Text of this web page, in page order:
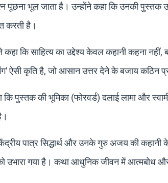
पूछना भूल जाता है। उन्होंने कहा कि उनकी
करती है।
कहा कि साहित्य का उद्देश्य केवल कहानी कहना
ऐसी कृति है, जो आसान उत्तर देने के बजाय कठिन
कि पुस्तक की भूमिका (फोरवर्ड) दलाई लामा और
पात्र सिद्धार्थ और उनके गुरु अजय की कहानी
उभारा गया है। कथा आधुनिक जीवन में आत्मबोध